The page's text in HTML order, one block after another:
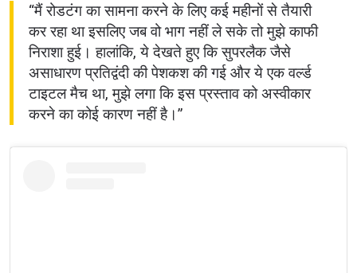
“मैं रोडटंग का सामना करने के लिए कई महीनों से तैयारी
कर रहा था इसलिए जब वो भाग नहीं ले सके तो मुझे काफी
निराशा हुई। हालांकि, ये देखते हुए कि सुपरलैक जैसे
असाधारण प्रतिद्वंदी की पेशकश की गई और ये एक वर्ल्ड
टाइटल मैच था, मुझे लगा कि इस प्रस्ताव को अस्वीकार
करने का कोई कारण नहीं है।”